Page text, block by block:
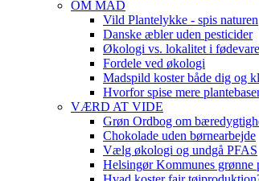
OM MAD
Vild Plantelykke - spis naturen
Danske æbler uden pesticider
Økologi vs. lokalitet i
Fordele ved økologi
Madspild koster både dig og
Hvorfor spise mere
VÆRD AT VIDE
Grøn Ordbog om
Chokolade uden børnearbejde
Vælg økologi og undgå PFAS
Helsingør Kommunes grønne